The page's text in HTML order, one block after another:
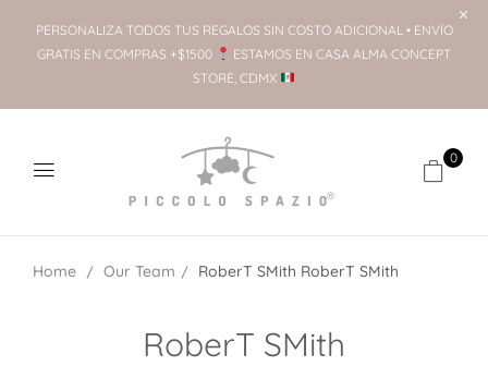
PERSONALIZA TODOS TUS REGALOS SIN COSTO ADICIONAL • ENVÍO
GRATIS EN COMPRAS +$1500
ESTAMOS EN CASA ALMA CONCEPT
STORE, CDMX
0
Home Our Team RoberT SMith RoberT SMith
RoberT SMith